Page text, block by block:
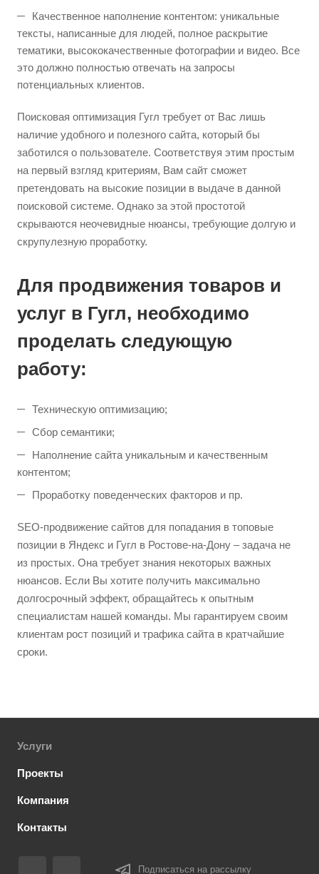
Качественное наполнение контентом: уникальные
тексты, написанные для людей, полное раскрытие
тематики, высококачественные фотографии и видео. Все
это должно полностью отвечать на запросы
потенциальных клиентов.
Поисковая оптимизация Гугл требует от Вас лишь
наличие удобного и полезного сайта, который бы
заботился о пользователе. Соответствуя этим простым
на первый взгляд критериям, Вам сайт сможет
претендовать на высокие позиции в выдаче в данной
поисковой системе. Однако за этой простотой
скрываются неочевидные нюансы, требующие долгую и
скрупулезную проработку.
Для продвижения товаров и
услуг в Гугл, необходимо
проделать следующую
работу:
Техническую оптимизацию;
Сбор семантики;
Наполнение сайта уникальным и качественным
контентом;
Проработку поведенческих факторов и пр.
SEO-продвижение сайтов для попадания в топовые
позиции в Яндекс и Гугл в Ростове-на-Дону – задача не
из простых. Она требует знания некоторых важных
нюансов. Если Вы хотите получить максимально
долгосрочный эффект, обращайтесь к опытным
специалистам нашей команды. Мы гарантируем своим
клиентам рост позиций и трафика сайта в кратчайшие
сроки.
Услуги
Проекты
Компания
Контакты
Подписаться на рассылку